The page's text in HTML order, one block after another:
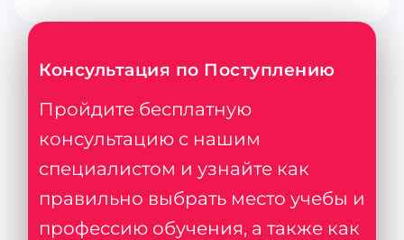
Консультация по Поступлению
Пройдите бесплатную
консультацию с нашим
специалистом и узнайте как
правильно выбрать место учебы и
профессию обучения, а также как